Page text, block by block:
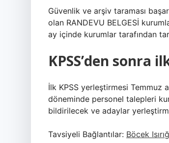
Güvenlik ve arşiv taraması
olan RANDEVU BELGESİ
ay içinde kurumlar tarafından
KPSS’den sonra
İlk KPSS yerleştirmesi Temmuz
döneminde personel talepleri
bildirilecek ve adaylar
Tavsiyeli Bağlantılar: Böcek